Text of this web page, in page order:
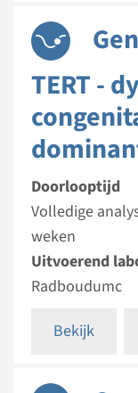
Gen
TERT -
Doorlooptijd
Volledige
weken
Uitvoerend
Radboudumc
Bekijk